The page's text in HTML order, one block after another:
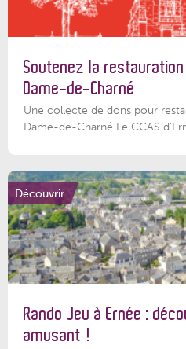
Soutenez la
Dame-de-Charné
Une collecte de dons pour
Dame-de-Charné Le CCAS
Découvrir
Rando Jeu à Ernée :
amusant !